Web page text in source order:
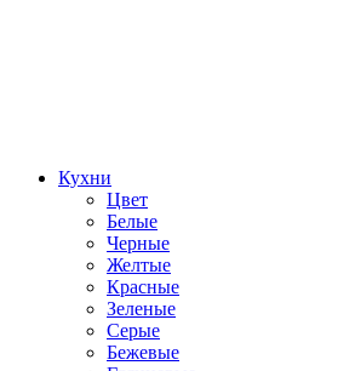
Кухни
Цвет
Белые
Черные
Желтые
Красные
Зеленые
Серые
Бежевые